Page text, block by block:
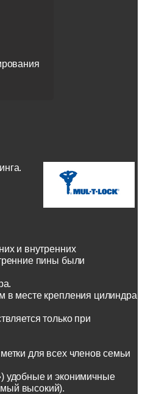
и внутренних
пины были
в месте крепления цилиндра
только при
для всех членов семьи
удобные и эконимичные
высокий).